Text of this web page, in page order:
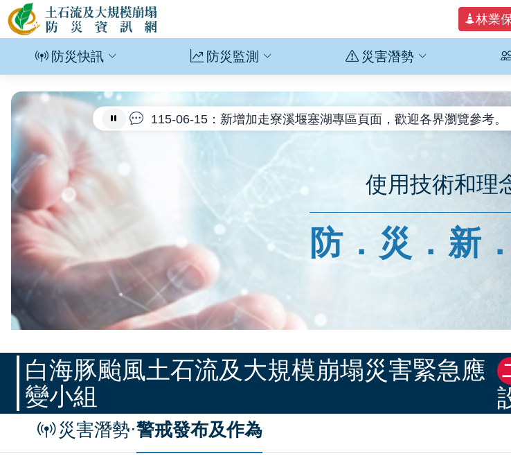
網站主選單
土石流及大規模崩塌防災資訊網
林業
防災快訊 防災監測 災害潛勢
115-07-27：新增紅霞颱風土砂災害狀況，歡迎各界下載參考。
115-04-14：公告二次災害高風險區調整異動資訊。
115-02-09：因應桃園市龜山區文青里於115年3月1日起行政區
114-10-16：公告114年優質自主防災社區金質、銀質、銅質認
114-10-03：更新二次災害高風險區42處：經檢討0728豪雨災區
使用技術和理
防．災．新
應變開設專區
白海豚颱風土石流及大規模崩塌災害緊急應
變小組
災害潛勢·警戒發布及作為